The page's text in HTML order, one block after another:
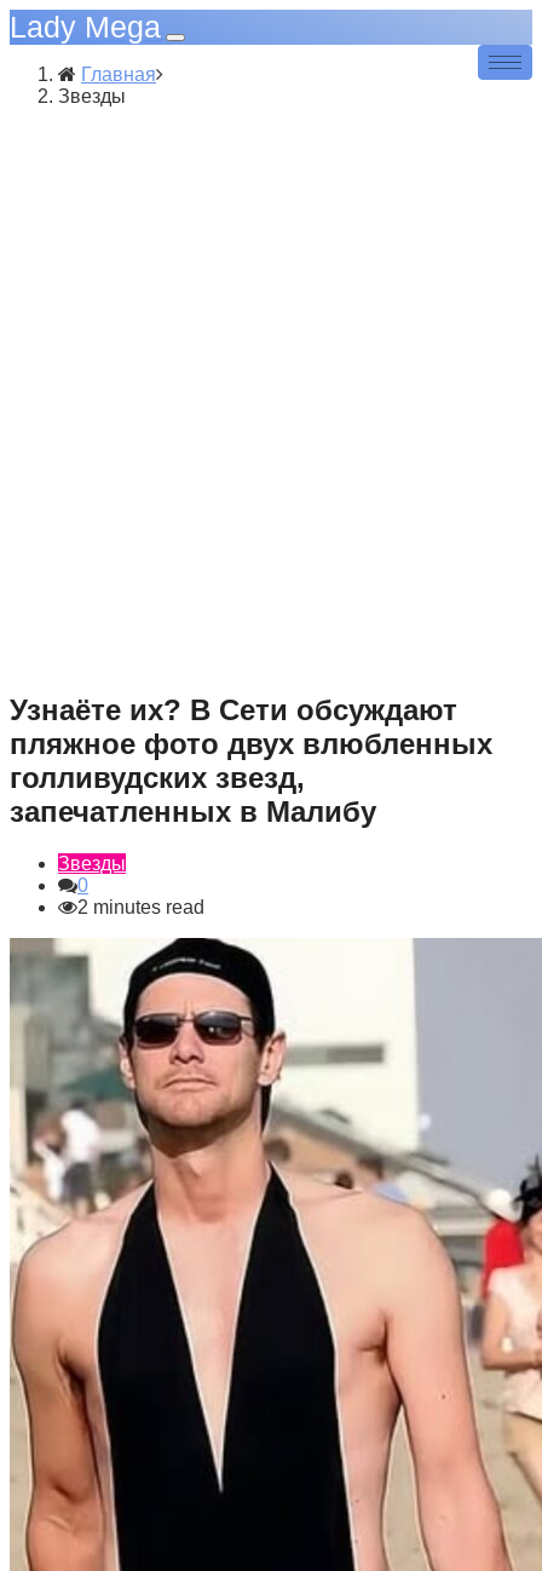
Lady Mega
Главная
Звезды
Узнаёте их? В Сети обсуждают
пляжное фото двух влюбленных
голливудских звезд,
запечатленных в Малибу
Звезды
0
2 minutes read